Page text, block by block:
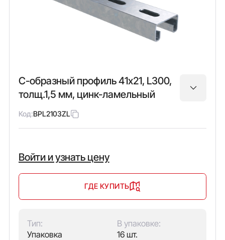
С-образный профиль 41х21, L300,
толщ.1,5 мм, цинк-ламельный
Код:BPL2103ZL
Войти и узнать цену
ГДЕ КУПИТЬ
Тип:
Упаковка
В упаковке:
16 шт.